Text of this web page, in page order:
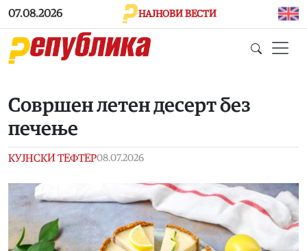
Skip to main content
07.08.2026 НАЈНОВИ ВЕСТИ
Совршен летен десерт без
печење
КУЈНСКИ ТЕФТЕР08.07.2026